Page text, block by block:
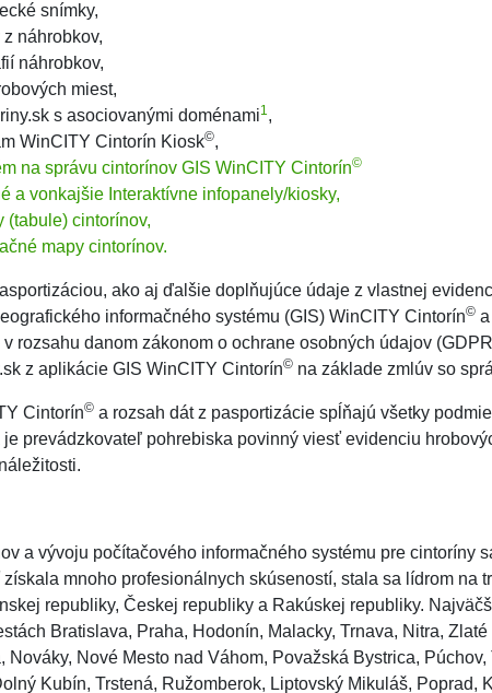
snímky,
náhrobkov,
náhrobkov,
miest,
s asociovanými doménami1,
WinCITY Cintorín Kiosk©,
na správu cintorínov GIS WinCITY Cintorín©
a vonkajšie Interaktívne infopanely/kiosky,
(tabule) cintorínov,
mapy cintorínov.
ako aj ďalšie doplňujúce údaje z vlastnej
informačného systému (GIS) WinCITY Cintorín©
rozsahu danom zákonom o ochrane osobných údajov
z aplikácie GIS WinCITY Cintorín© na základe zmlúv so
Cintorín© a rozsah dát z pasportizácie spĺňajú všetky
prevádzkovateľ pohrebiska povinný viesť evidenciu
a vývoju počítačového informačného systému pre cintoríny
mnoho profesionálnych skúseností, stala sa lídrom na
republiky, Českej republiky a Rakúskej republiky.
Bratislava, Praha, Hodonín, Malacky, Trnava, Nitra,
Nováky, Nové Mesto nad Váhom, Považská Bystrica,
Kubín, Trstená, Ružomberok, Liptovský Mikuláš, Poprad,